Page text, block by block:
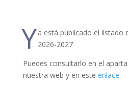
Ya está publicado el listado
2026-2027
Puedes consultarlo en el
nuestra web y en este enlace.